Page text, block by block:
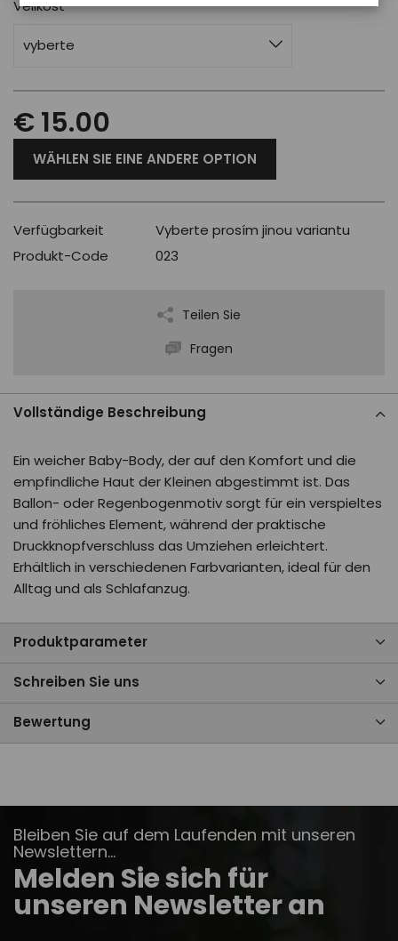
Velikost
vyberte
€ 15.00
WÄHLEN SIE EINE ANDERE OPTION
Verfügbarkeit
Vyberte prosím jinou variantu
Produkt-Code
023
Teilen Sie
Fragen
Vollständige Beschreibung
Ein weicher Baby-Body, der auf den Komfort und die
empfindliche Haut der Kleinen abgestimmt ist. Das
Ballon- oder Regenbogenmotiv sorgt für ein verspieltes
und fröhliches Element, während der praktische
Druckknopfverschluss das Umziehen erleichtert.
Erhältlich in verschiedenen Farbvarianten, ideal für den
Alltag und als Schlafanzug.
Produktparameter
Schreiben Sie uns
Bewertung
Bleiben Sie auf dem Laufenden mit unseren
Newslettern...
Melden Sie sich für
unseren Newsletter an